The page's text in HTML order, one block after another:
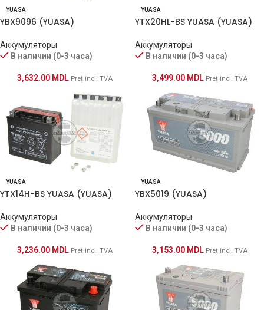
YUASA
YBX9096 (YUASA)
Аккумуляторы
В наличии (0-3 часа)
3,632.00 MDL Preț incl. TVA
YUASA
YTX20HL-BS YUASA (YUASA)
Аккумуляторы
В наличии (0-3 часа)
3,499.00 MDL Preț incl. TVA
YUASA
YTX14H-BS YUASA (YUASA)
Аккумуляторы
В наличии (0-3 часа)
3,236.00 MDL Preț incl. TVA
YUASA
YBX5019 (YUASA)
Аккумуляторы
В наличии (0-3 часа)
3,153.00 MDL Preț incl. TVA